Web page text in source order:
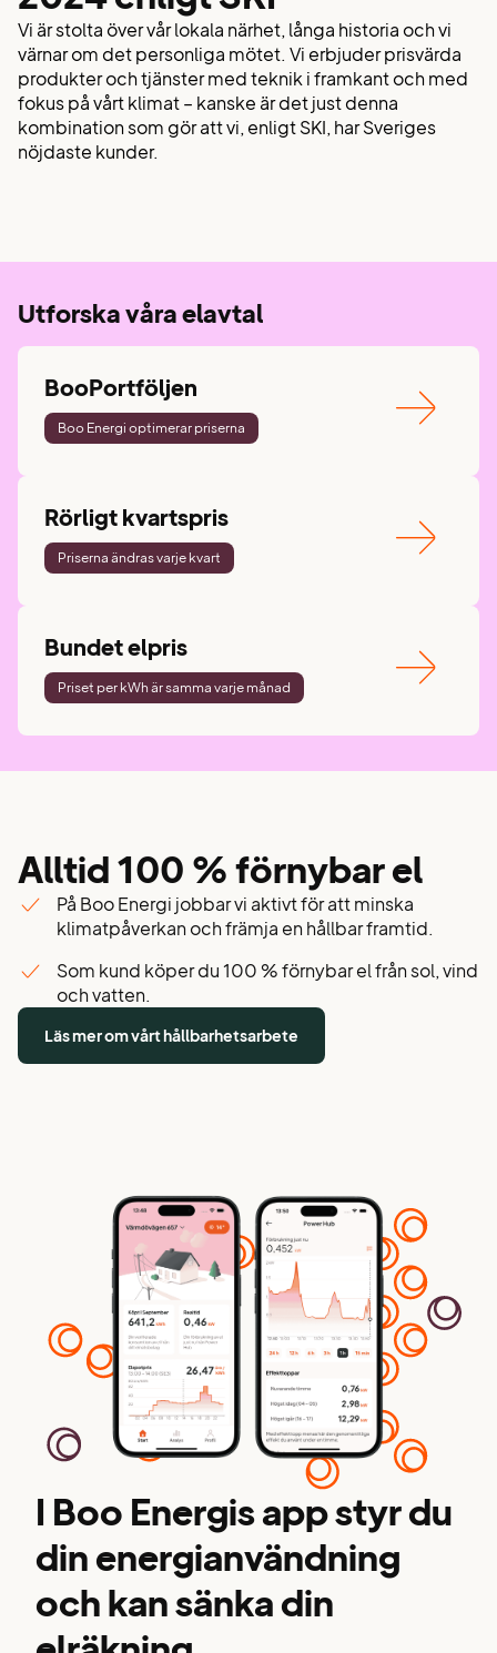
Vi är stolta över vår lokala närhet, långa historia och vi
värnar om det personliga mötet. Vi erbjuder prisvärda
produkter och tjänster med teknik i framkant och med
fokus på vårt klimat – kanske är det just denna
kombination som gör att vi, enligt SKI, har Sveriges
nöjdaste kunder.
Utforska våra elavtal
BooPortföljen
Boo Energi optimerar priserna
Rörligt kvartspris
Priserna ändras varje kvart
Bundet elpris
Priset per kWh är samma varje månad
Alltid 100 % förnybar el
På Boo Energi jobbar vi aktivt för att minska
klimatpåverkan och främja en hållbar framtid.
Som kund köper du 100 % förnybar el från sol, vind
och vatten.
Läs mer om vårt hållbarhetsarbete
I Boo Energis app styr du
din energianvändning
och kan sänka din